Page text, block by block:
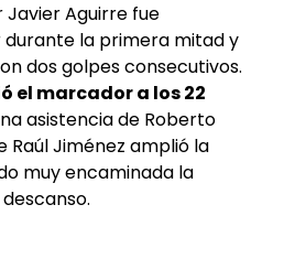
Javier Aguirre fue
la primera mitad y
dos golpes consecutivos.
el marcador a los 22
asistencia de Roberto
Raúl Jiménez amplió la
muy encaminada la